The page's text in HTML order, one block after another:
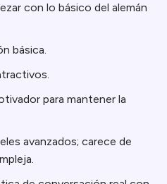
con lo básico del alemán
básica.
para mantener la
avanzados; carece de